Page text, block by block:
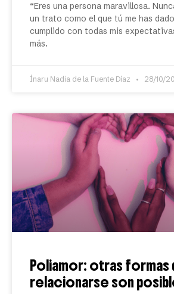
“Eres una persona maravillosa.
un trato como el que tú me has
cumplido con todas mis
más.
Ínaru Nadia de la Fuente Díaz 28/10/
Poliamor: otras formas
relacionarse son